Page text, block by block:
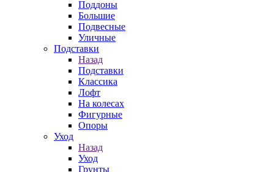
Поддоны
Большие
Подвесные
Уличные
Подставки
Назад
Подставки
Классика
Лофт
На колесах
Фигурные
Опоры
Уход
Назад
Уход
Грунты